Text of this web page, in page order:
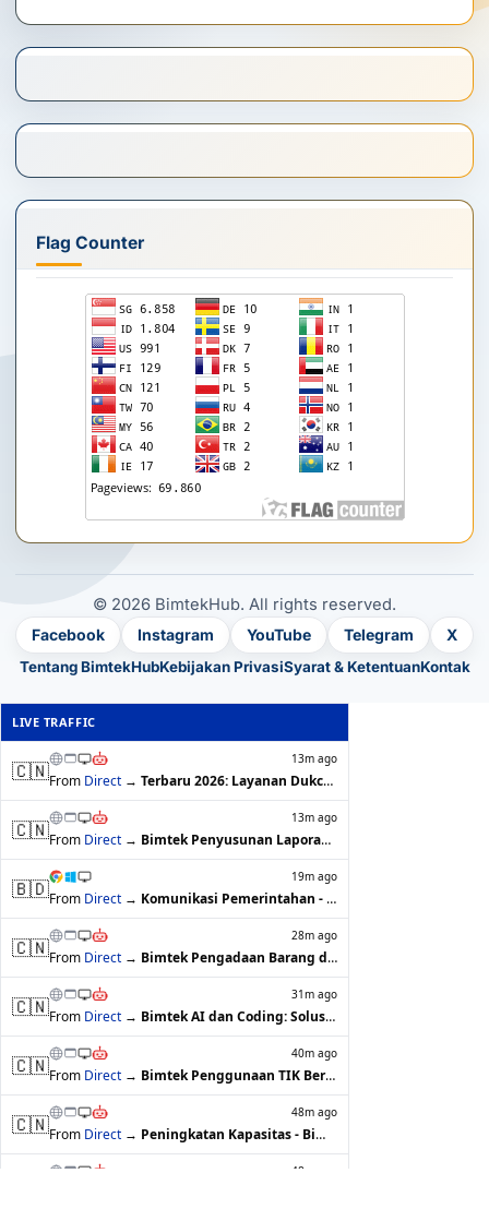
Flag Counter
© 2026 BimtekHub. All rights reserved.
Facebook Instagram YouTube Telegram X
Tentang BimtekHubKebijakan PrivasiSyarat & KetentuanKontak
LIVE TRAFFIC
🇨🇳 13m ago
From Direct → Terbaru 2026: Layanan Dukcapil Pencata…
🇨🇳 13m ago
From Direct → Bimtek Penyusunan Laporan Kinerja Inst…
🇧🇩 19m ago
From Direct → Komunikasi Pemerintahan - BimtekHub
🇨🇳 28m ago
From Direct → Bimtek Pengadaan Barang dan Jasa Pemer…
🇨🇳 31m ago
From Direct → Bimtek AI dan Coding: Solusi Praktis T…
🇨🇳 40m ago
From Direct → Bimtek Penggunaan TIK Berbasis AI untu…
🇨🇳 48m ago
From Direct → Peningkatan Kapasitas - BimtekHub
48m ago